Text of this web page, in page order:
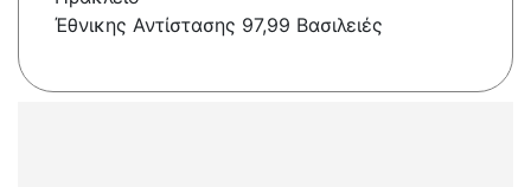
Έθνικης Αντίστασης 97,99 Βασιλειές